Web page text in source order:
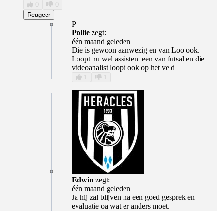
0
0
Reageer
P
Pollie zegt:
één maand geleden
Die is gewoon aanwezig en van Loo ook.
Loopt nu wel assistent een van futsal en die
videoanalist loopt ook op het veld
1 1
Edwin zegt:
één maand geleden
Ja hij zal blijven na een goed gesprek en
evaluatie oa wat er anders moet.